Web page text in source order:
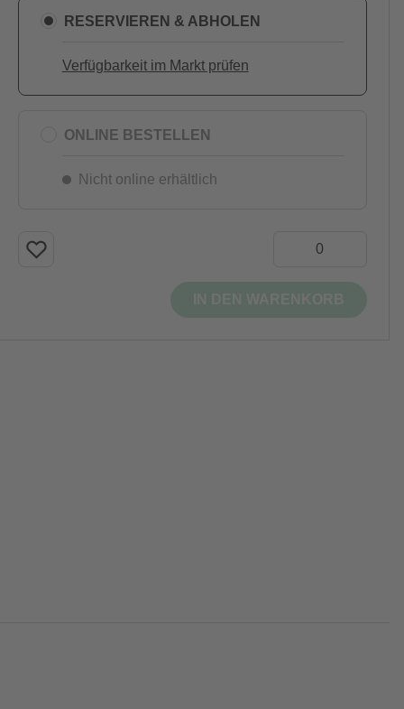
RESERVIEREN & ABHOLEN
Verfügbarkeit im Markt prüfen
ONLINE BESTELLEN
Nicht online erhältlich